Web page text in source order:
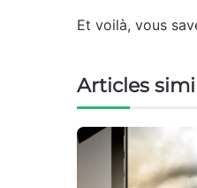
Et voilà, vous
Articles